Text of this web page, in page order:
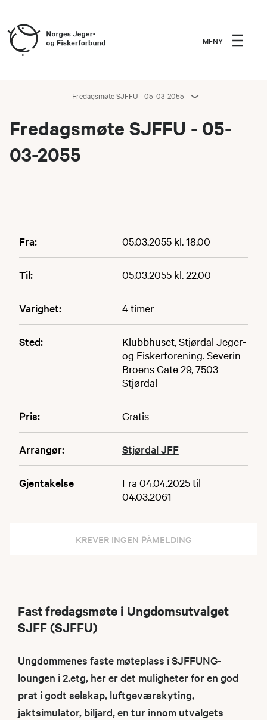
MENY
Fredagsmøte SJFFU - 05-03-2055
Fredagsmøte SJFFU - 05-
03-2055
Fra: 05.03.2055 kl. 18.00
Til: 05.03.2055 kl. 22.00
Varighet: 4 timer
Sted:
Klubbhuset, Stjørdal Jeger-
og Fiskerforening. Severin
Broens Gate 29, 7503
Stjørdal
Pris: Gratis
Arrangør: Stjørdal JFF
Gjentakelse
Fra 04.04.2025 til
04.03.2061
KREVER INGEN PÅMELDING
Fast fredagsmøte i Ungdomsutvalget
SJFF (SJFFU)
Ungdommenes faste møteplass i SJFFUNG-
loungen i 2.etg, her er det muligheter for en god
prat i godt selskap, luftgeværskyting,
jaktsimulator, biljard, en tur innom utvalgets